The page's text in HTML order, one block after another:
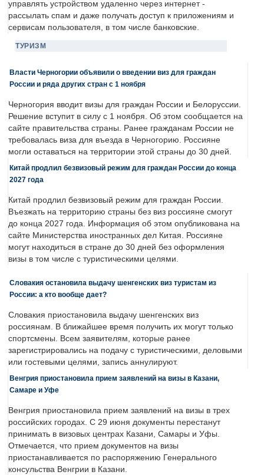
управлять устройством удаленно через интернет -
рассылать спам и даже получать доступ к приложениям и
сервисам пользователя, в том числе банковские.
ТУРИЗМ
Власти Черногории объявили о введении виз для граждан
России и ряда других стран с 1 ноября
Черногория вводит визы для граждан России и Белоруссии.
Решение вступит в силу с 1 ноября. Об этом сообщается на
сайте правительства страны. Ранее гражданам России не
требовалась виза для въезда в Черногорию. Россияне
могли оставаться на территории этой страны до 30 дней.
Китай продлил безвизовый режим для граждан России до конца
2027 года
Китай продлил безвизовый режим для граждан России.
Въезжать на территорию страны без виз россияне смогут
до конца 2027 года. Информация об этом опубликована на
сайте Министерства иностранных дел Китая. Россияне
могут находиться в стране до 30 дней без оформления
визы в том числе с туристическими целями.
Словакия остановила выдачу шенгенских виз туристам из
России: а кто вообще дает?
Словакия приостановила выдачу шенгенских виз
россиянам. В ближайшее время получить их могут только
спортсмены. Всем заявителям, которые ранее
зарегистрировались на подачу с туристическими, деловыми
или гостевыми целями, запись аннулируют.
Венгрия приостановила прием заявлений на визы в Казани,
Самаре и Уфе
Венгрия приостановила прием заявлений на визы в трех
российских городах. С 29 июня документы перестанут
принимать в визовых центрах Казани, Самары и Уфы.
Отмечается, что прием документов на визы
приостанавливается по распоряжению Генерального
консульства Венгрии в Казани.